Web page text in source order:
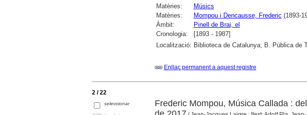
Matèries:
Músics
Matèries:
Mompou i Dencausse, Frederic (1893-
Àmbit:
Pinell de Brai, el
Cronologia:
[1893 - 1987]
Localització: Biblioteca de Catalunya; B. Pública de
Enllaç permanent a aquest registre
2 / 22
seleccionar
Frederic Mompou, Música Callada :